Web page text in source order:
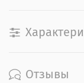
Отзывы